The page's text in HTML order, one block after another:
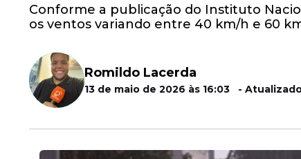
Conforme a publicação do Instituto
os ventos variando entre 40 km/h e 60
Romildo Lacerda
13 de maio de 2026 às 16:03 -